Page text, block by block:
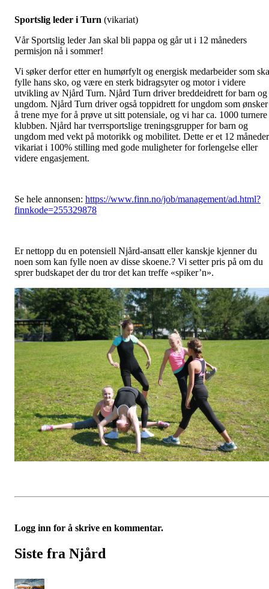
Sportslig leder i Turn (vikariat)
Vår Sportslig leder Jan skal bli pappa og går ut i 12 måneders
permisjon nå i sommer!
Vi søker derfor etter en humørfylt og energisk medarbeider som
fylle hans sko, og være en sterk bidragsyter og motor i videre
utvikling av Njård Turn. Njård Turn driver breddeidrett for barn og
ungdom. Njård Turn driver også toppidrett for ungdom som ønsker
å trene mye for å prøve ut sitt potensiale, og vi har ca. 1000
klubben. Njård har tverrsportslige treningsgrupper for barn og
ungdom med vekt på motorikk og mobilitet. Dette er et 12
vikariat i 100% stilling med gode muligheter for forlengelse eller
videre engasjement.
Se hele annonsen: https://www.finn.no/job/management/ad.html?
finnkode=255329878
Er nettopp du en potensiell Njård-ansatt eller kanskje kjenner du
noen som kan fylle noen av disse skoene.? Vi setter pris på om du
sprer budskapet der du tror det kan treffe «spiker’n».
Logg inn for å skrive en kommentar.
Siste fra Njård